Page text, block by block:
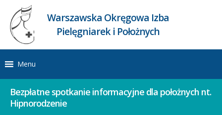
Warszawska Okręgowa Izba
Pielęgniarek i Położnych
Menu
Bezpłatne spotkanie informacyjne dla położnych nt.
Hipnorodzenie